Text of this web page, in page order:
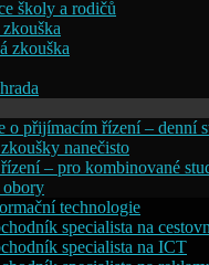
školy a rodičů
zkouška
o přijímacím řízení – denní
nanečisto
– pro kombinované
technologie
specialista na
specialista na ICT